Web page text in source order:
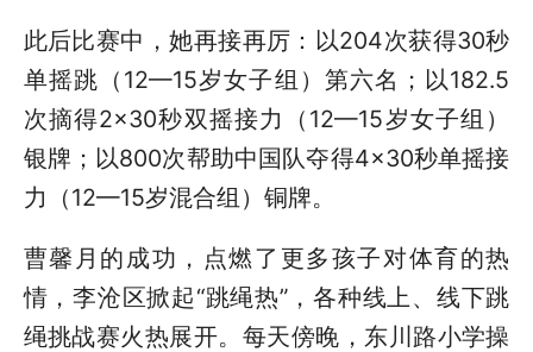
此后比赛中，她再接再厉：以204次获得30秒
单摇跳（12—15岁女子组）第六名；以182.5
次摘得2×30秒双摇接力（12—15岁女子组）
银牌；以800次帮助中国队夺得4×30秒单摇接
力（12—15岁混合组）铜牌。
曹馨月的成功，点燃了更多孩子对体育的热
情，李沧区掀起“跳绳热”，各种线上、线下跳
绳挑战赛火热展开。每天傍晚，东川路小学操